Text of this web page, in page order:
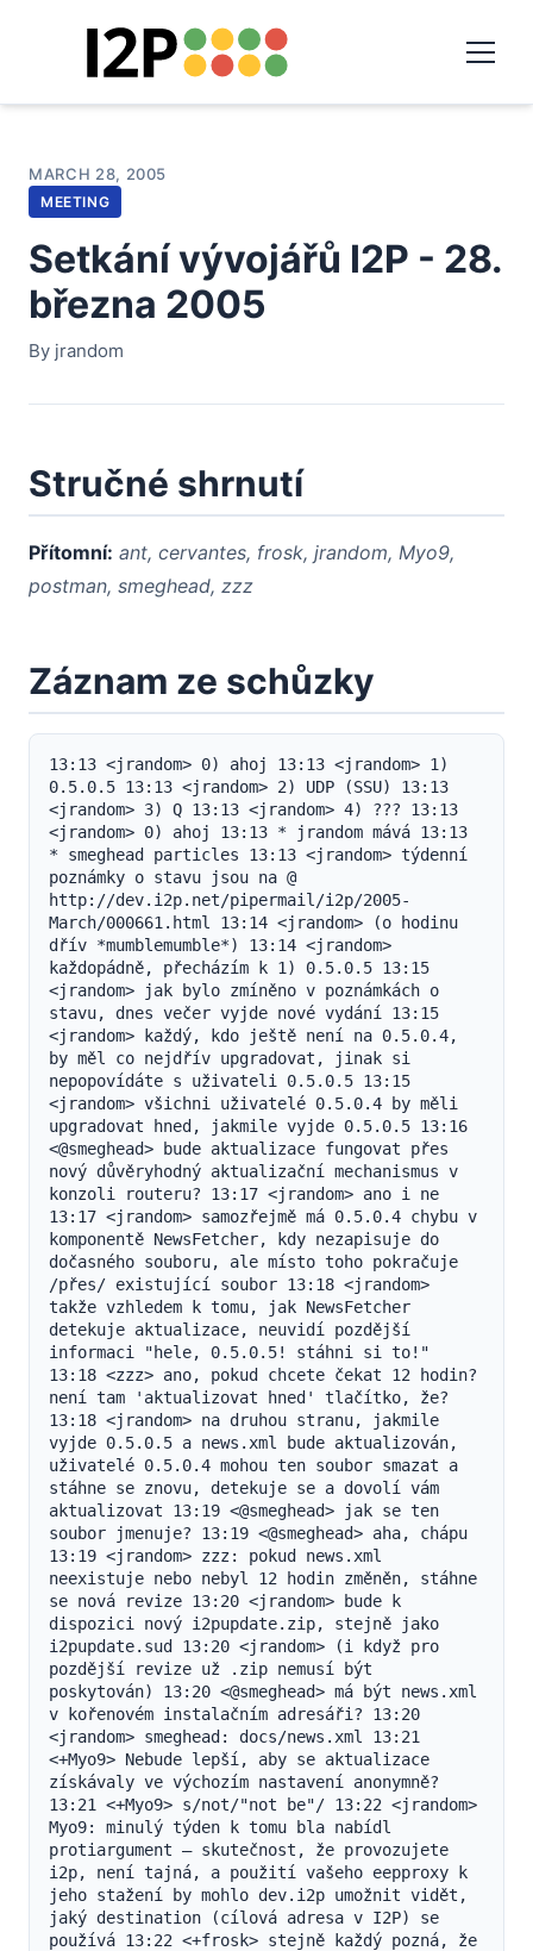
MARCH 28, 2005
MEETING
Setkání vývojářů I2P - 28.
března 2005
By jrandom
Stručné shrnutí
Přítomní: ant, cervantes, frosk, jrandom, Myo9,
postman, smeghead, zzz
Záznam ze schůzky
13:13 <jrandom> 0) ahoj 13:13 <jrandom> 1)
0.5.0.5 13:13 <jrandom> 2) UDP (SSU) 13:13
<jrandom> 3) Q 13:13 <jrandom> 4) ??? 13:13
<jrandom> 0) ahoj 13:13 * jrandom mává 13:13
* smeghead particles 13:13 <jrandom> týdenní
poznámky o stavu jsou na @
http://dev.i2p.net/pipermail/i2p/2005-
March/000661.html 13:14 <jrandom> (o hodinu
dřív *mumblemumble*) 13:14 <jrandom>
každopádně, přecházím k 1) 0.5.0.5 13:15
<jrandom> jak bylo zmíněno v poznámkách o
stavu, dnes večer vyjde nové vydání 13:15
<jrandom> každý, kdo ještě není na 0.5.0.4,
by měl co nejdřív upgradovat, jinak si
nepopovídáte s uživateli 0.5.0.5 13:15
<jrandom> všichni uživatelé 0.5.0.4 by měli
upgradovat hned, jakmile vyjde 0.5.0.5 13:16
<@smeghead> bude aktualizace fungovat přes
nový důvěryhodný aktualizační mechanismus v
konzoli routeru? 13:17 <jrandom> ano i ne
13:17 <jrandom> samozřejmě má 0.5.0.4 chybu v
komponentě NewsFetcher, kdy nezapisuje do
dočasného souboru, ale místo toho pokračuje
/přes/ existující soubor 13:18 <jrandom>
takže vzhledem k tomu, jak NewsFetcher
detekuje aktualizace, neuvidí pozdější
informaci "hele, 0.5.0.5! stáhni si to!"
13:18 <zzz> ano, pokud chcete čekat 12 hodin?
není tam 'aktualizovat hned' tlačítko, že?
13:18 <jrandom> na druhou stranu, jakmile
vyjde 0.5.0.5 a news.xml bude aktualizován,
uživatelé 0.5.0.4 mohou ten soubor smazat a
stáhne se znovu, detekuje se a dovolí vám
aktualizovat 13:19 <@smeghead> jak se ten
soubor jmenuje? 13:19 <@smeghead> aha, chápu
13:19 <jrandom> zzz: pokud news.xml
neexistuje nebo nebyl 12 hodin změněn, stáhne
se nová revize 13:20 <jrandom> bude k
dispozici nový i2pupdate.zip, stejně jako
i2pupdate.sud 13:20 <jrandom> (i když pro
pozdější revize už .zip nemusí být
poskytován) 13:20 <@smeghead> má být news.xml
v kořenovém instalačním adresáři? 13:20
<jrandom> smeghead: docs/news.xml 13:21
<+Myo9> Nebude lepší, aby se aktualizace
získávaly ve výchozím nastavení anonymně?
13:21 <+Myo9> s/not/"not be"/ 13:22 <jrandom>
Myo9: minulý týden k tomu bla nabídl
protiargument – skutečnost, že provozujete
i2p, není tajná, a použití vašeho eepproxy k
jeho stažení by mohlo dev.i2p umožnit vidět,
jaký destination (cílová adresa v I2P) se
používá 13:22 <+frosk> stejně každý pozná, že